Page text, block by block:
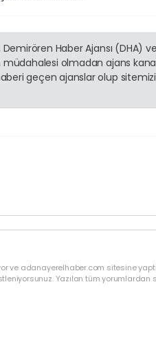
Demirören Haber Ajansı (DHA)
olmadan ajans
geçen ajanslar olup
ve adanayerelhaber.com sitesine
Yazılan tüm